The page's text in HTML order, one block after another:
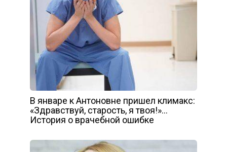
В январе к Антоновне пришел климакс:
«Здравствуй, старость, я твоя!»…
История о врачебной ошибке